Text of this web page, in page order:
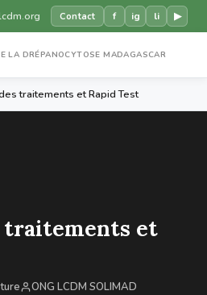
Contact f ig li ▶
LA DRÉPANOCYTOSE MADAGASCAR
traitements et Rapid Test
traitements et
ONG LCDM SOLIMAD